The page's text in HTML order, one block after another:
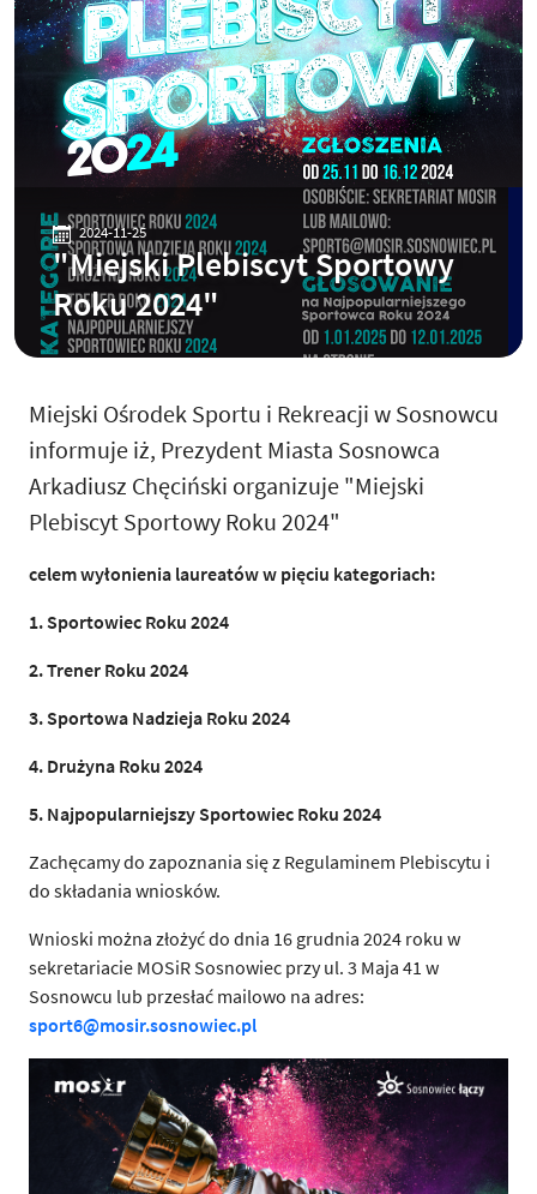
2024-11-25
"Miejski Plebiscyt Sportowy
Roku 2024"
Miejski Ośrodek Sportu i Rekreacji w Sosnowcu
informuje iż, Prezydent Miasta Sosnowca
Arkadiusz Chęciński organizuje "Miejski
Plebiscyt Sportowy Roku 2024"
celem wyłonienia laureatów w pięciu kategoriach:
1. Sportowiec Roku 2024
2. Trener Roku 2024
3. Sportowa Nadzieja Roku 2024
4. Drużyna Roku 2024
5. Najpopularniejszy Sportowiec Roku 2024
Zachęcamy do zapoznania się z Regulaminem Plebiscytu i
do składania wniosków.
Wnioski można złożyć do dnia 16 grudnia 2024 roku w
sekretariacie MOSiR Sosnowiec przy ul. 3 Maja 41 w
Sosnowcu lub przesłać mailowo na adres:
sport6@mosir.sosnowiec.pl